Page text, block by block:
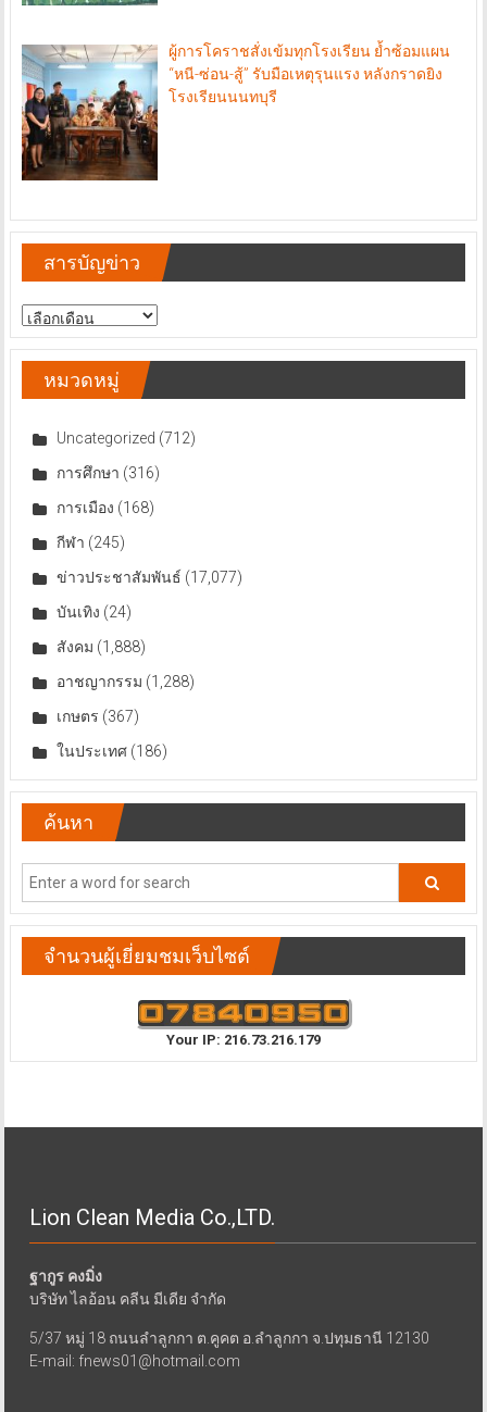
ผู้การโคราชสั่งเข้มทุกโรงเรียน ย้ำซ้อมแผน
“หนี-ซ่อน-สู้” รับมือเหตุรุนแรง หลังกราดยิง
โรงเรียนนนทบุรี
สารบัญข่าว
สารบัญ
ข่าว
หมวดหมู่
Uncategorized (712)
การศึกษา (316)
การเมือง (168)
กีฬา (245)
ข่าวประชาสัมพันธ์ (17,077)
บันเทิง (24)
สังคม (1,888)
อาชญากรรม (1,288)
เกษตร (367)
ในประเทศ(186)
ค้นหา
จำนวนผู้เยี่ยมชมเว็บไซต์
Your IP: 216.73.216.179
Lion Clean Media Co.,LTD.
ฐากูร คงมิ่ง
บริษัท ไลอ้อน คลีน มีเดีย จำกัด
5/37 หมู่ 18 ถนนลำลูกกา ต.คูคต อ.ลำลูกกา จ.ปทุมธานี 12130
E-mail: fnews01@hotmail.com